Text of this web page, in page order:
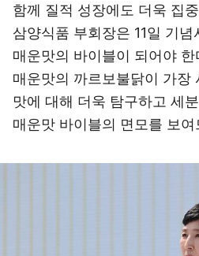
함께 질적 성장에도 더욱 집
삼양식품 부회장은 11일 기념
매운맛의 바이블이 되어야 한
매운맛의 까르보불닭이 가장
맛에 대해 더욱 탐구하고 세
매운맛 바이블의 면모를 보